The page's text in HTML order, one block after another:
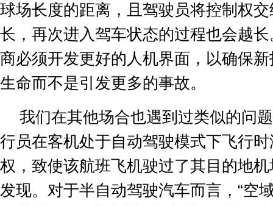
球场长度的距离，且驾驶员将控制权
长，再次进入驾车状态的过程也会越
商必须开发更好的人机界面，以确保
生命而不是引发更多的事故。
我们在其他场合也遇到过类似的问
行员在客机处于自动驾驶模式下飞行
权，致使该航班飞机驶过了其目的地
发现。对于半自动驾驶汽车而言， “空